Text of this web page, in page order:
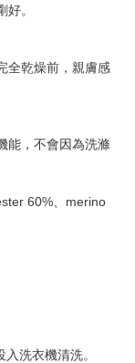
。
全乾燥前，親膚感
能，不會因為洗滌
60%、 merino
洗衣機清洗。